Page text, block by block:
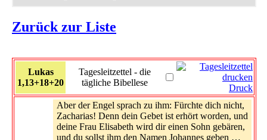
Zurück zur Liste
Lukas
1,13+18+20
Tagesleitzettel - die
tägliche Bibellese
Druck
Aber der Engel sprach zu ihm: Fürchte dich nicht,
Zacharias! Denn dein Gebet ist erhört worden, und
deine Frau Elisabeth wird dir einen Sohn gebären,
und du sollst ihm den Namen Johannes geben …